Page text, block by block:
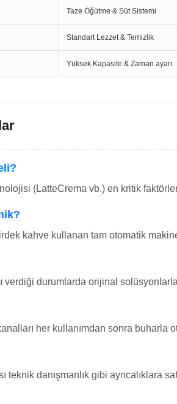
Taze Öğütme & Süt Sistemi
Standart Lezzet & Temizlik
Yüksek Kapasite & Zaman ayarı
(LatteCrema vb.) en kritik
kahve kullanan tam otomatik
durumlarda orijinal solüsyonlarla
her kullanımdan sonra buharla
danışmanlık gibi ayrıcalıklara